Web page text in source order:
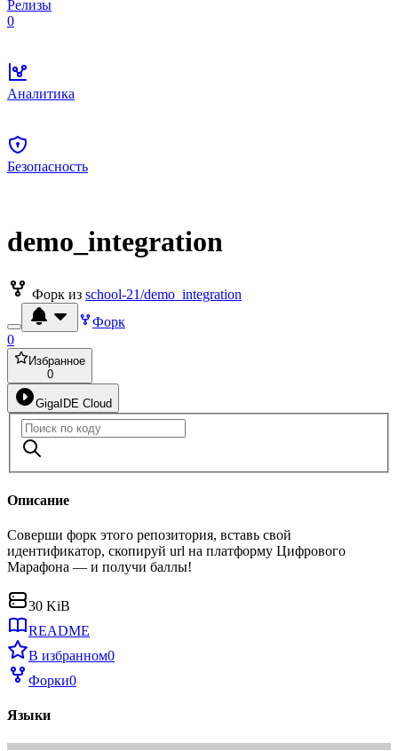
Релизы
0
Аналитика
Безопасность
demo_integration
Форк из school-21/demo_integration
Форк
0
Избранное
0
GigaIDE Cloud
Описание
Соверши форк этого репозитория, вставь свой
идентификатор, скопируй url на платформу Цифрового
Марафона — и получи баллы!
30 KiB
README
В избранном0
Форки0
Языки